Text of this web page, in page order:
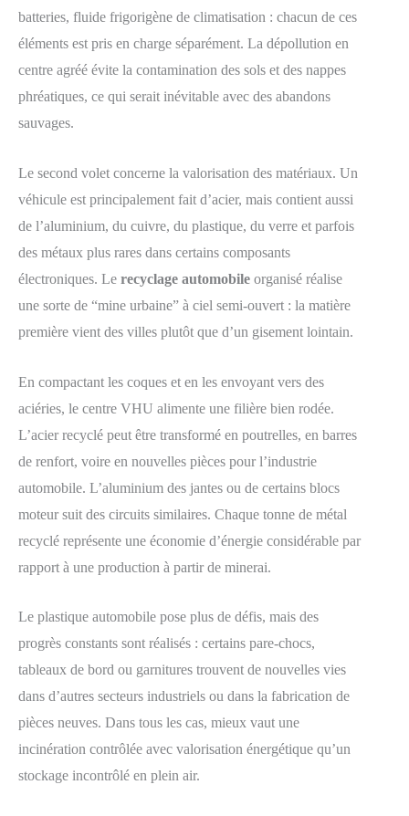
batteries, fluide frigorigène de climatisation : chacun de ces
éléments est pris en charge séparément. La dépollution en
centre agréé évite la contamination des sols et des nappes
phréatiques, ce qui serait inévitable avec des abandons
sauvages.
Le second volet concerne la valorisation des matériaux. Un
véhicule est principalement fait d’acier, mais contient aussi
de l’aluminium, du cuivre, du plastique, du verre et parfois
des métaux plus rares dans certains composants
électroniques. Le recyclage automobile organisé réalise
une sorte de “mine urbaine” à ciel semi-ouvert : la matière
première vient des villes plutôt que d’un gisement lointain.
En compactant les coques et en les envoyant vers des
aciéries, le centre VHU alimente une filière bien rodée.
L’acier recyclé peut être transformé en poutrelles, en barres
de renfort, voire en nouvelles pièces pour l’industrie
automobile. L’aluminium des jantes ou de certains blocs
moteur suit des circuits similaires. Chaque tonne de métal
recyclé représente une économie d’énergie considérable par
rapport à une production à partir de minerai.
Le plastique automobile pose plus de défis, mais des
progrès constants sont réalisés : certains pare-chocs,
tableaux de bord ou garnitures trouvent de nouvelles vies
dans d’autres secteurs industriels ou dans la fabrication de
pièces neuves. Dans tous les cas, mieux vaut une
incinération contrôlée avec valorisation énergétique qu’un
stockage incontrôlé en plein air.